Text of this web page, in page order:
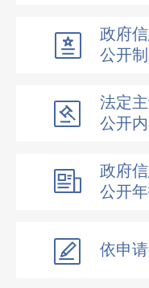
政府
公开
法定
公开
政府
公开
依申